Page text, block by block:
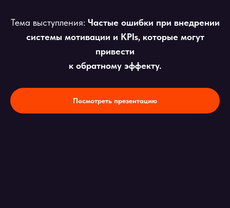
Тема выступления: Частые ошибки при внедрении
системы мотивации и KPIs, которые могут
привести
к обратному эффекту.
Посмотреть презентацию